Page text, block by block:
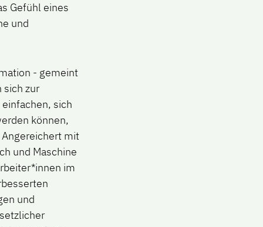
Gefühl eines
und
- gemeint
sich zur
sich
können,
mit
und Maschine
im
und